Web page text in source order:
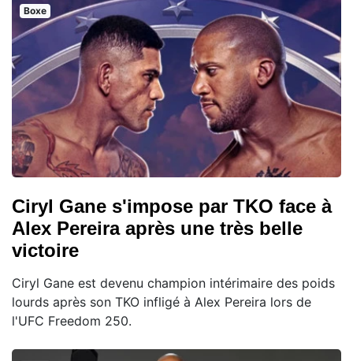
Boxe
Ciryl Gane s'impose par TKO face à
Alex Pereira après une très belle
victoire
Ciryl Gane est devenu champion intérimaire des poids
lourds après son TKO infligé à Alex Pereira lors de
l'UFC Freedom 250.